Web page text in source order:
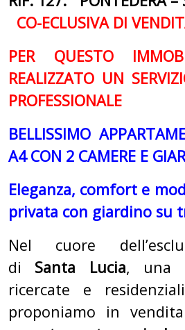
CO-ECLUSIVA DI
PER QUESTO
REALIZZATO UN
PROFESSIONALE
BELLISSIMO
A4 CON 2 CAMERE E
Eleganza, comfort e
privata con giardino su
Nel cuore
di Santa Lucia, una
ricercate e
proponiamo in